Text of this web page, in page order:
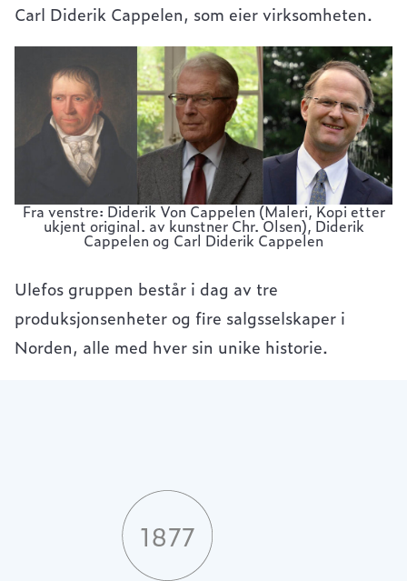
Carl Diderik Cappelen, som eier virksomheten.
Fra venstre: Diderik Von Cappelen (Maleri, Kopi etter
ukjent original. av kunstner Chr. Olsen), Diderik
Cappelen og Carl Diderik Cappelen
Ulefos gruppen består i dag av tre
produksjonsenheter og fire salgsselskaper i
Norden, alle med hver sin unike historie.